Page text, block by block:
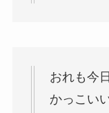
おれも今
かっこい